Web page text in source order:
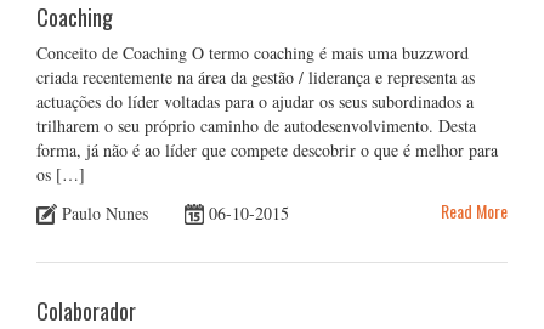
Coaching
Conceito de Coaching O termo coaching é mais uma buzzword
criada recentemente na área da gestão / liderança e representa as
actuações do líder voltadas para o ajudar os seus subordinados a
trilharem o seu próprio caminho de autodesenvolvimento. Desta
forma, já não é ao líder que compete descobrir o que é melhor para
os […]
Paulo Nunes
06-10-2015 Read More
Colaborador